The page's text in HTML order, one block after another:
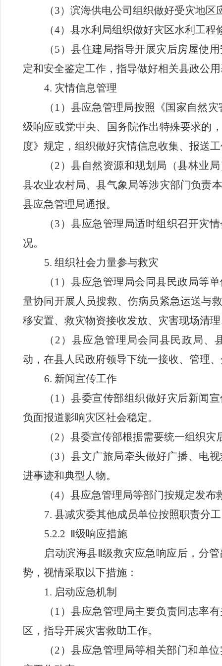
（3）滨海供电公司组织做好受灾地区
（4）县水利局组织做好灾区水利工程
（5 ）县住建局指导开展灾后房屋使
定和安全鉴定工作，指导做好相关县政公
4. 灾情信息管理
（ 1 ）县应急管理局按照《国家自然
级响应或党中央、国务院作出特殊要求的
度》规定，组织做好灾情信息收集、报送
（2 ）县自然资源和规划局（县林业
县农业农村局、县气象局等涉灾部门负责
县应急管理局通报。
（3 ）县应急管理局适时组织召开灾
况。
5. 组织社会力量参与救灾
（ 1 ）县应急管理局会同县民政局等
量协同开展人员搜救、伤病员紧急运送与
移安置、救灾物资接收发放、灾害现场清
（ 2 ）县应急管理局会同县民政局、
动，在县人民政府领导下统一接收、管理
6. 新闻宣传工作
（ 1 ）县委宣传部组织做好灾后新闻
负面报道影响灾区社会稳定。
（2）县委宣传部根据需要统一组织灾
（3 ）县文广旅局牵头做好广播、电
进事迹和典型人物。
（4）县应急管理局等部门按规定发布
7. 县减灾委其他成员单位按照职责分
5.2.2 Ⅱ级响应措施
启动滨海县Ⅱ级救灾应急响应后，分
势，视情采取以下措施：
1. 启动应急机制
（ 1 ）县应急管理局主要负责同志率
区，指导开展灾害救助工作。
（2 ）县应急管理局等相关部门和单